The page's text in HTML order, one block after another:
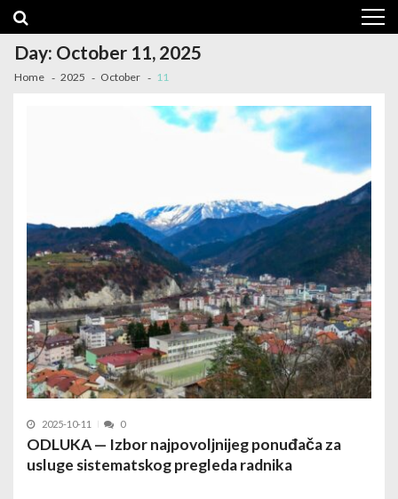
navigation
content
Day: October 11, 2025
Home 2025 October 11
2025-10-11 0
ODLUKA — Izbor najpovoljnijeg ponuđača za
usluge sistematskog pregleda radnika